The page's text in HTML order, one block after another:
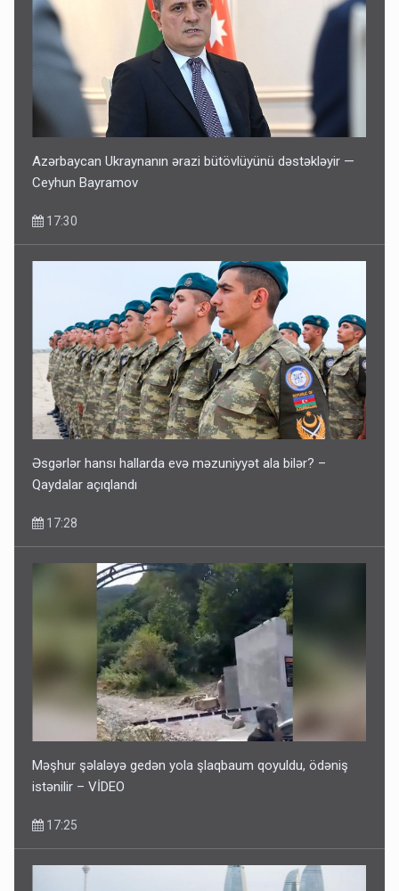
Azərbaycan Ukraynanın ərazi bütövlüyünü dəstəkləyir —
Ceyhun Bayramov
17:30
Əsgərlər hansı hallarda evə məzuniyyət ala bilər? –
Qaydalar açıqlandı
17:28
Məşhur şəlaləyə gedən yola şlaqbaum qoyuldu, ödəniş
istənilir – VİDEO
17:25